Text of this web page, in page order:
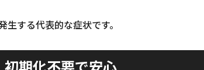
する代表的な症状です。
期化不要で安心